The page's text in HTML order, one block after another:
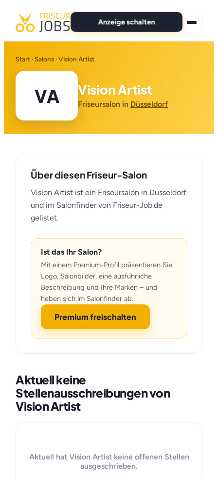
Anzeige schalten
Alle Jobs
Für Bewerber
Anzeige schalten
Start · Salons · Vision Artist
VA Vision Artist
Friseursalon in Düsseldorf
Über diesen Friseur-Salon
Vision Artist ist ein Friseursalon in Düsseldorf
und im Salonfinder von Friseur-Job.de
gelistet.
Ist das Ihr Salon?
Mit einem Premium-Profil präsentieren Sie
Logo, Salonbilder, eine ausführliche
Beschreibung und Ihre Marken – und
heben sich im Salonfinder ab.
Premium freischalten
Aktuell keine
Stellenausschreibungen von
Vision Artist
Aktuell hat Vision Artist keine offenen Stellen
ausgeschrieben.